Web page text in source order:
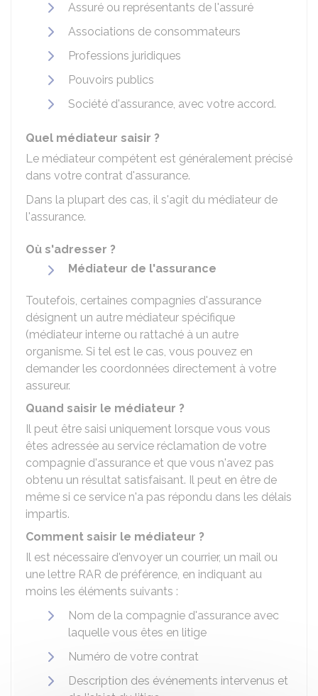
Assuré ou représentants de l'assuré
Associations de consommateurs
Professions juridiques
Pouvoirs publics
Société d'assurance, avec votre accord.
Quel médiateur saisir ?
Le médiateur compétent est généralement précisé
dans votre contrat d'assurance.
Dans la plupart des cas, il s'agit du médiateur de
l'assurance.
Où s'adresser ?
Médiateur de l'assurance
Toutefois, certaines compagnies d'assurance
désignent un autre médiateur spécifique
(médiateur interne ou rattaché à un autre
organisme. Si tel est le cas, vous pouvez en
demander les coordonnées directement à votre
assureur.
Quand saisir le médiateur ?
Il peut être saisi uniquement lorsque vous vous
êtes adressée au service réclamation de votre
compagnie d'assurance et que vous n'avez pas
obtenu un résultat satisfaisant. Il peut en être de
même si ce service n'a pas répondu dans les délais
impartis.
Comment saisir le médiateur ?
Il est nécessaire d'envoyer un courrier, un mail ou
une lettre RAR de préférence, en indiquant au
moins les éléments suivants :
Nom de la compagnie d'assurance avec
laquelle vous êtes en litige
Numéro de votre contrat
Description des événements intervenus et